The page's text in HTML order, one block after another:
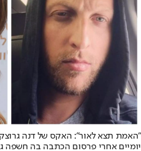
"האמת תצא לאור": האקס של דנה
יומיים אחרי פרסום הכתבה בה חשפה